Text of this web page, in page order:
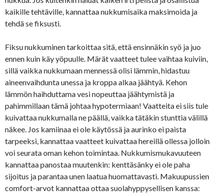
kaikille tehtäville, kannattaa nukkumisaika maksimoida ja
tehdä se fiksusti.
Fiksu nukkuminen tarkoittaa sitä, että ensinnäkin syö ja juo
ennen kuin käy yöpuulle. Märät vaatteet tulee vaihtaa kuiviin,
sillä vaikka nukkumaan mennessä olisi lämmin, hidastuu
aineenvaihdunta unessa ja kroppa alkaa jäähtyä. Kehon
lämmön haihduttama vesi nopeuttaa jäähtymistä ja
pahimmillaan tämä johtaa hypotermiaan! Vaatteita ei siis tule
kuivattaa nukkumalla ne päällä, vaikka tätäkin stunttia välillä
näkee. Jos kamiinaa ei ole käytössä ja aurinko ei paista
tarpeeksi, kannattaa vaatteet kuivattaa hereillä ollessa jolloin
voi seurata oman kehon toimintaa. Nukkumismukavuuteen
kannattaa panostaa muutenkin: kenttäsänky ei ole paha
sijoitus ja parantaa unen laatua huomattavasti. Makuupussien
comfort-arvot kannattaa ottaa suolahyppysellisen kanssa: